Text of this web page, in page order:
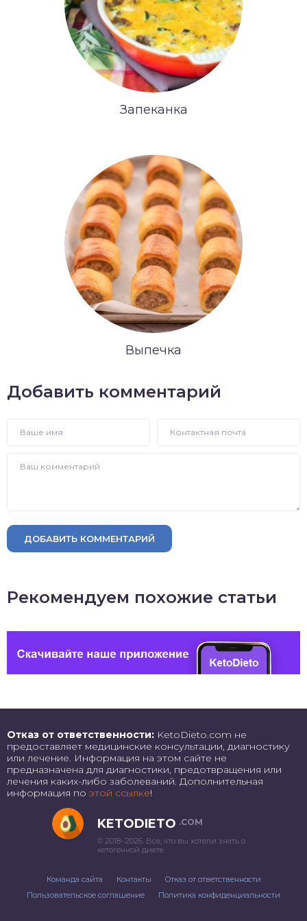
Запеканка
Выпечка
Добавить комментарий
ДОБАВИТЬ КОММЕНТАРИЙ
Рекомендуем похожие статьи
Отказ от ответственности: KetoDieto.com не
предоставляет медицинские консультации, диагностику
или лечение. Информация на этом сайте не
предназначена для диагностики, предотвращения или
лечения каких-либо заболеваний. Дополнительная
информация по этой ссылке!
KETODIETO .COM
© 2018–2026. Все, что вы хотели знать о
кетогенной диете
Команда сайта Контакты
Отказ от ответственности
Пользовательское соглашение
Политика конфиденциальности